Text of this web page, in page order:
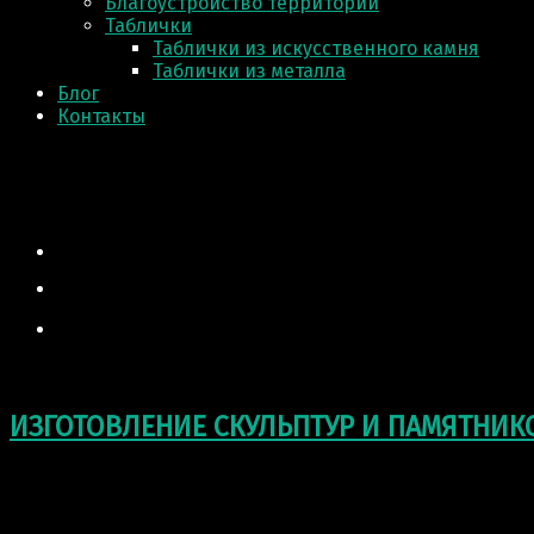
Таблички
Таблички из искусственного камня
Таблички из металла
Блог
Контакты
ИЗГОТОВЛЕНИЕ СКУЛЬПТУР И